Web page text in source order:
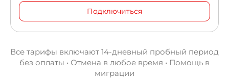
Подключиться
Все тарифы включают 14-дневный пробный период
без оплаты • Отмена в любое время • Помощь в
миграции